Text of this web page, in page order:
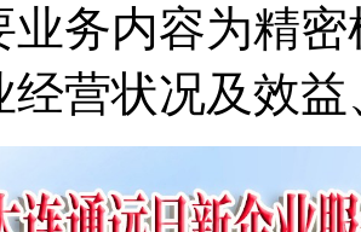
业务内容为精
经营状况及效